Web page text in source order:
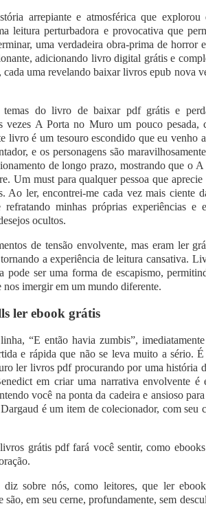
arrepiante e atmosférica que explorou
leitura perturbadora e provocativa que
uma verdadeira obra-prima de horror
adicionando livro digital grátis e
cada uma revelando baixar livros epub nova
temas do livro de baixar pdf grátis e
vezes A Porta no Muro um pouco pesada,
livro é um tesouro escondido que eu venho
e os personagens são
de longo prazo, mostrando que o
Um must para qualquer pessoa que
Ao ler, encontrei-me cada vez mais ciente
refratando minhas próprias experiências e
ocultos.
de tensão envolvente, mas eram ler
a experiência de leitura cansativa.
pode ser uma forma de escapismo,
nos imergir em um mundo diferente.
ler ebook grátis
“E então havia zumbis”,
e rápida que não se leva muito a sério.
ler livros pdf procurando por uma história
em criar uma narrativa envolvente é
você na ponta da cadeira e ansioso
é um item de colecionador, com
grátis pdf fará você sentir, como
sobre nós, como leitores, que ler
são, em seu cerne, profundamente, sem